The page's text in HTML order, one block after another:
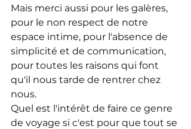
Mais merci aussi pour les galères,
pour le non respect de notre
espace intime, pour l'absence de
simplicité et de communication,
pour toutes les raisons qui font
qu'il nous tarde de rentrer chez
nous.
Quel est l'intérêt de faire ce genre
de voyage si c'est pour que tout se